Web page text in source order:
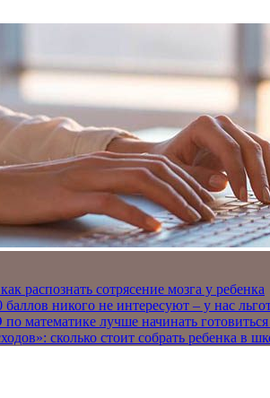
распознать сотрясение мозга у ребенка
никого не интересуют – у нас
математике лучше начинать
сколько стоит собрать ребенка в